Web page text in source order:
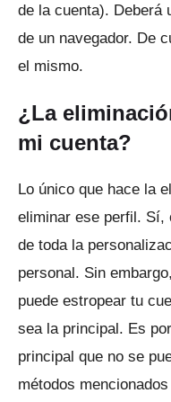
de la cuenta). Deberá
de un navegador. De
el mismo.
¿La
mi cuenta?
Lo único que hace la
eliminar ese perfil. Sí,
de toda la
personal. Sin
puede estropear tu
sea la principal. Es
principal que no se
métodos